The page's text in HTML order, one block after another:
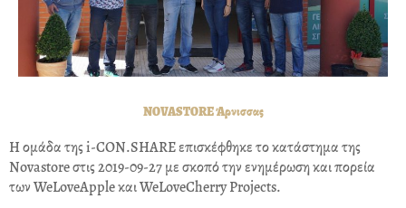
NOVASTORE Άρνισσας
Η ομάδα της i-CON.SHARE επισκέφθηκε το κατάστημα της
Novastore στις 2019-09-27 με σκοπό την ενημέρωση και πορεία
των WeLoveApple και WeLoveCherry Projects.